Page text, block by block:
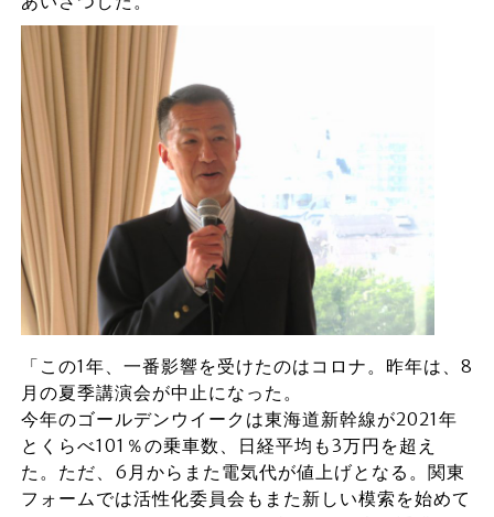
「この1年、一番影響を受けたのはコロナ。昨年は、8
月の夏季講演会が中止になった。
今年のゴールデンウイークは東海道新幹線が2021年
とくらべ101％の乗車数、日経平均も3万円を超え
た。ただ、6月からまた電気代が値上げとなる。関東
フォームでは活性化委員会もまた新しい模索を始めて